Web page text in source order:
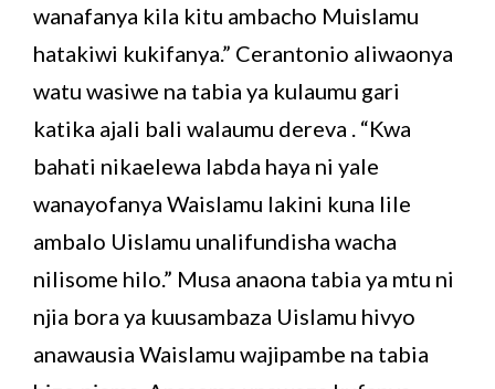
wanafanya kila kitu ambacho Muislamu
hatakiwi kukifanya.” Cerantonio aliwaonya
watu wasiwe na tabia ya kulaumu gari
katika ajali bali walaumu dereva . “Kwa
bahati nikaelewa labda haya ni yale
wanayofanya Waislamu lakini kuna lile
ambalo Uislamu unalifundisha wacha
nilisome hilo.” Musa anaona tabia ya mtu ni
njia bora ya kuusambaza Uislamu hivyo
anawausia Waislamu wajipambe na tabia